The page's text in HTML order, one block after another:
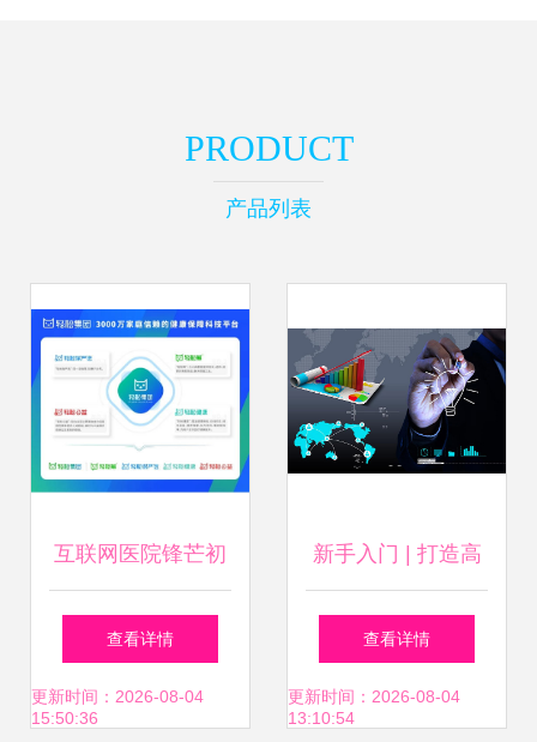
PRODUCT
产品列表
互联网医院锋芒初
露，轻松集团普惠
医疗服务惠及更多
查看详情
更新时间：2026-08-04
15:50:36
新手入门 | 打造高
端的数据报表 – 爱
盈利 互联网数据服
查看详情
更新时间：2026-08-04
13:10:54